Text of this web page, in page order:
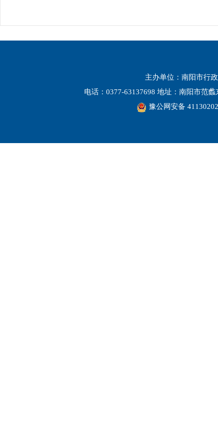
主办单位：南阳市行
电话：0377-63137698 地址：南阳市范
豫公网安备